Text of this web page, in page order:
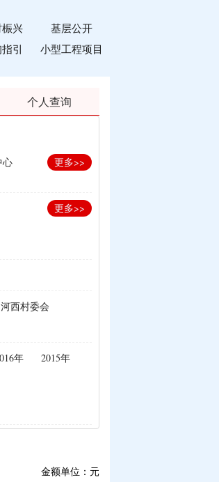
桭兴
基层公开
引 小型工程项目
个人查询
心
更多>>
更多>>
河西村委会
年
2015年
金额单位：元